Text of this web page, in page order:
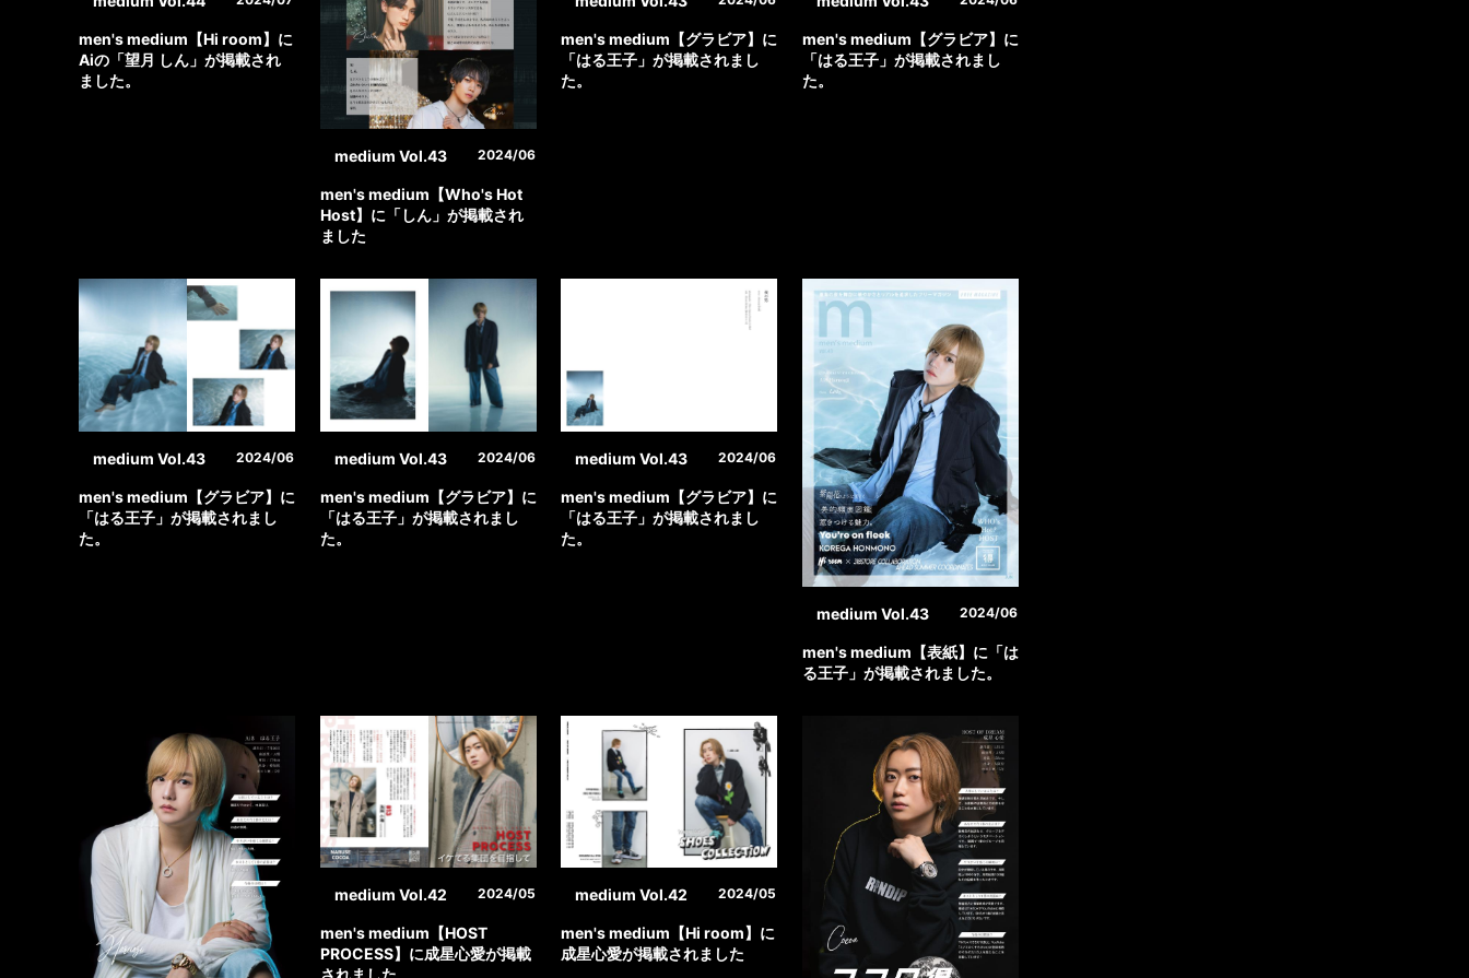
men's medium【Hi room】に
Aiの「望月 しん」が掲載され
ました。
medium Vol.43 2024/06
men's medium【Who's Hot
Host】に「しん」が掲載され
ました
men's medium【グラビア】に
「はる王子」が掲載されまし
た。
men's medium【グラビア】に
「はる王子」が掲載されまし
た。
medium Vol.43 2024/06
men's medium【グラビア】に
「はる王子」が掲載されまし
た。
medium Vol.43 2024/06
men's medium【グラビア】に
「はる王子」が掲載されまし
た。
medium Vol.43 2024/06
men's medium【グラビア】に
「はる王子」が掲載されまし
た。
medium Vol.43 2024/06
men's medium【表紙】に「は
る王子」が掲載されました。
medium Vol.42 2024/05
men's medium【HOST
PROCESS】に成星心愛が掲載
medium Vol.42 2024/05
men's medium【Hi room】に
成星心愛が掲載されました